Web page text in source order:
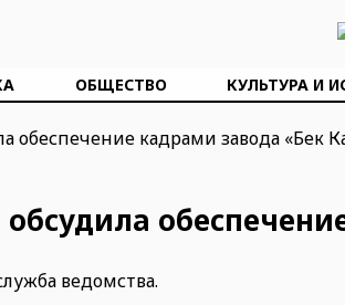
ОБЩЕСТВО КУЛЬТУРА И
ведомства.